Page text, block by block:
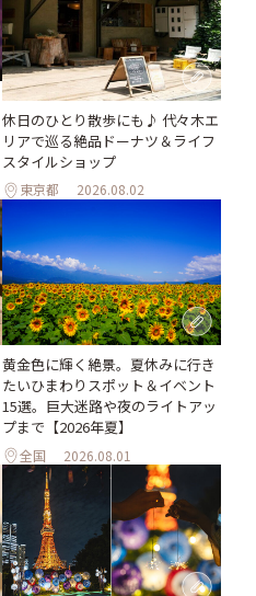
休日のひとり散歩にも♪ 代々木エ
リアで巡る絶品ドーナツ＆ライフ
スタイルショップ
東京都 2026.08.02
黄金色に輝く絶景。夏休みに行き
たいひまわりスポット＆イベント
15選。巨大迷路や夜のライトアッ
プまで【2026年夏】
全国 2026.08.01